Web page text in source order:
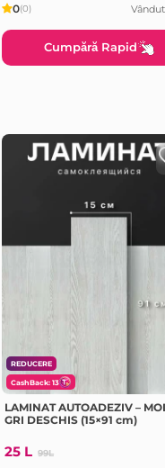
0(0)
Cumpără Rapid
REDUCERE
CashBack: 13
LAMINAT AUTOADEZIV –
GRI DESCHIS (15×91 cm)
25 L 99L